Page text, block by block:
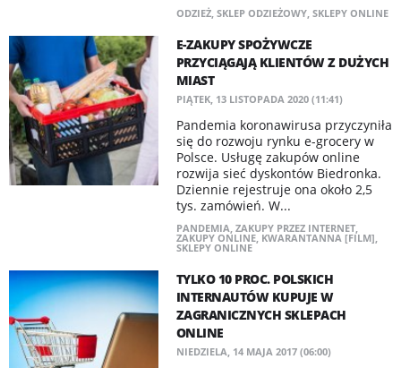
ODZIEŻ, SKLEP ODZIEŻOWY, SKLEPY ONLINE
E-ZAKUPY SPOŻYWCZE
PRZYCIĄGAJĄ KLIENTÓW Z DUŻYCH
MIAST
PIĄTEK, 13 LISTOPADA 2020 (11:41)
Pandemia koronawirusa przyczyniła
się do rozwoju rynku e-grocery w
Polsce. Usługę zakupów online
rozwija sieć dyskontów Biedronka.
Dziennie rejestruje ona około 2,5
tys. zamówień. W...
PANDEMIA, ZAKUPY PRZEZ INTERNET,
ZAKUPY ONLINE, KWARANTANNA [FILM],
SKLEPY ONLINE
TYLKO 10 PROC. POLSKICH
INTERNAUTÓW KUPUJE W
ZAGRANICZNYCH SKLEPACH
ONLINE
NIEDZIELA, 14 MAJA 2017 (06:00)